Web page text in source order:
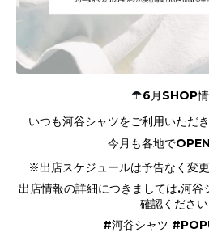
☂️6月SHOP
いつも河谷シャツをご利用いただ
今月も各地で
※出店スケジュールは予告なく変
出店情報の詳細につきましては.河
確認ください
#河谷シャツ